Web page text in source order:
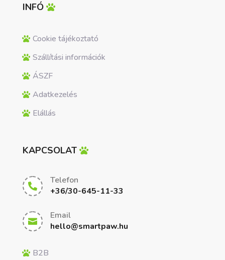
INFÓ
Cookie tájékoztató
Szállítási információk
ÁSZF
Adatkezelés
Elállás
KAPCSOLAT

Telefon
+36/30-645-11-33

Email
hello@smartpaw.hu
B2B